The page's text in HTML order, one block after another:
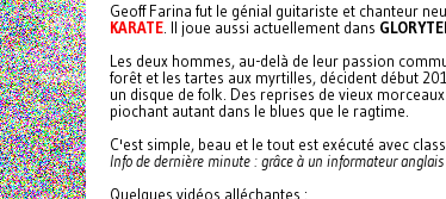
Geoff Farina fut le génial guitariste et chanteur
KARATE . Il joue aussi actuellement dans
Les deux hommes, au-delà de leur passion
forêt et les tartes aux myrtilles, décident début
un disque de folk. Des reprises de vieux
piochant autant dans le blues que le ragtime.
C'est simple, beau et le tout est exécuté avec
Info de dernière minute : grâce à un informateur anglais
Quelques vidéos alléchantes :